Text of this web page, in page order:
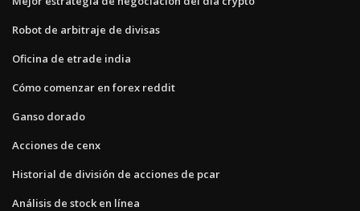
Robot de arbitraje de divisas
Oficina de etrade india
Cómo comenzar en forex reddit
Ganso dorado
Acciones de cenx
Historial de división de acciones de pcar
Análisis de stock en línea